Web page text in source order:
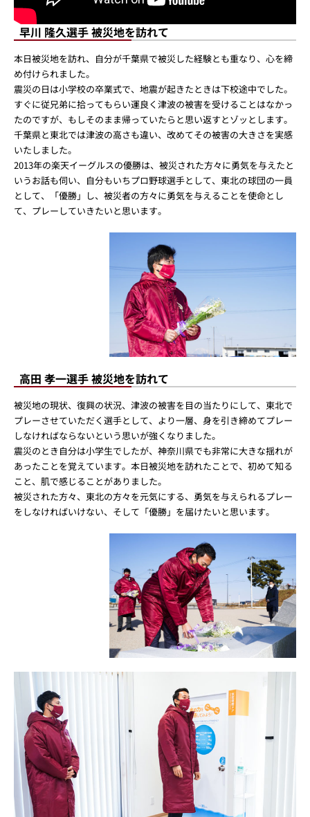
早川 隆久選手 被災地を訪れて
本日被災地を訪れ、自分が千葉県で被災した経験とも重なり、心を締
め付けられました。
震災の日は小学校の卒業式で、地震が起きたときは下校途中でした。
すぐに従兄弟に拾ってもらい運良く津波の被害を受けることはなかっ
たのですが、もしそのまま帰っていたらと思い返すとゾッとします。
千葉県と東北では津波の高さも違い、改めてその被害の大きさを実感
いたしました。
2013年の楽天イーグルスの優勝は、被災された方々に勇気を与えたと
いうお話も伺い、自分もいちプロ野球選手として、東北の球団の一員
として、「優勝」し、被災者の方々に勇気を与えることを使命とし
て、プレーしていきたいと思います。
高田 孝一選手 被災地を訪れて
被災地の現状、復興の状況、津波の被害を目の当たりにして、東北で
プレーさせていただく選手として、より一層、身を引き締めてプレー
しなければならないという思いが強くなりました。
震災のとき自分は小学生でしたが、神奈川県でも非常に大きな揺れが
あったことを覚えています。本日被災地を訪れたことで、初めて知る
こと、肌で感じることがありました。
被災された方々、東北の方々を元気にする、勇気を与えられるプレー
をしなければいけない、そして「優勝」を届けたいと思います。